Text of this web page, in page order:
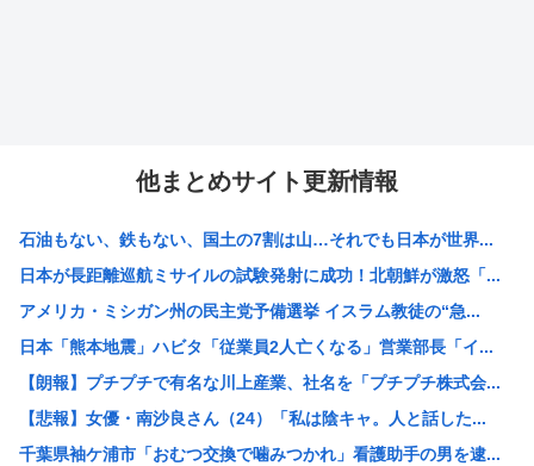
他まとめサイト更新情報
石油もない、鉄もない、国土の7割は山…それでも日本が世界...
日本が長距離巡航ミサイルの試験発射に成功！北朝鮮が激怒「...
アメリカ・ミシガン州の民主党予備選挙 イスラム教徒の“急...
日本「熊本地震」ハビタ「従業員2人亡くなる」営業部長「イ...
【朗報】プチプチで有名な川上産業、社名を「プチプチ株式会...
【悲報】女優・南沙良さん（24）「私は陰キャ。人と話した...
千葉県袖ケ浦市「おむつ交換で噛みつかれ」看護助手の男を逮...